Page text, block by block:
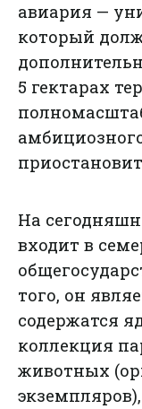
авиария —
который
5 гектарах
На
входит в
того, он
содержатся
коллекция
животных